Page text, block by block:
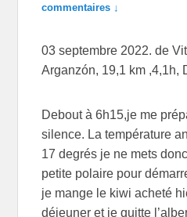
commentaires ↓
03 septembre 2022. de
Arganzón, 19,1 km ,4,1h,
Debout à 6h15,je me
silence. La température
17 degrés je ne mets
petite polaire pour
je mange le kiwi acheté
déjeuner et je quitte